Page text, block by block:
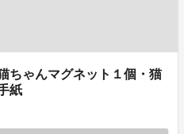
ちゃんマグネット１個・猫
紙